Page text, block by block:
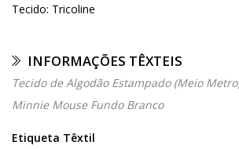
Tecido: Tricoline
INFORMAÇÕES TÊXTEIS
Tecido de Algodão Estampado (Meio
Minnie Mouse Fundo Branco
Etiqueta Têxtil